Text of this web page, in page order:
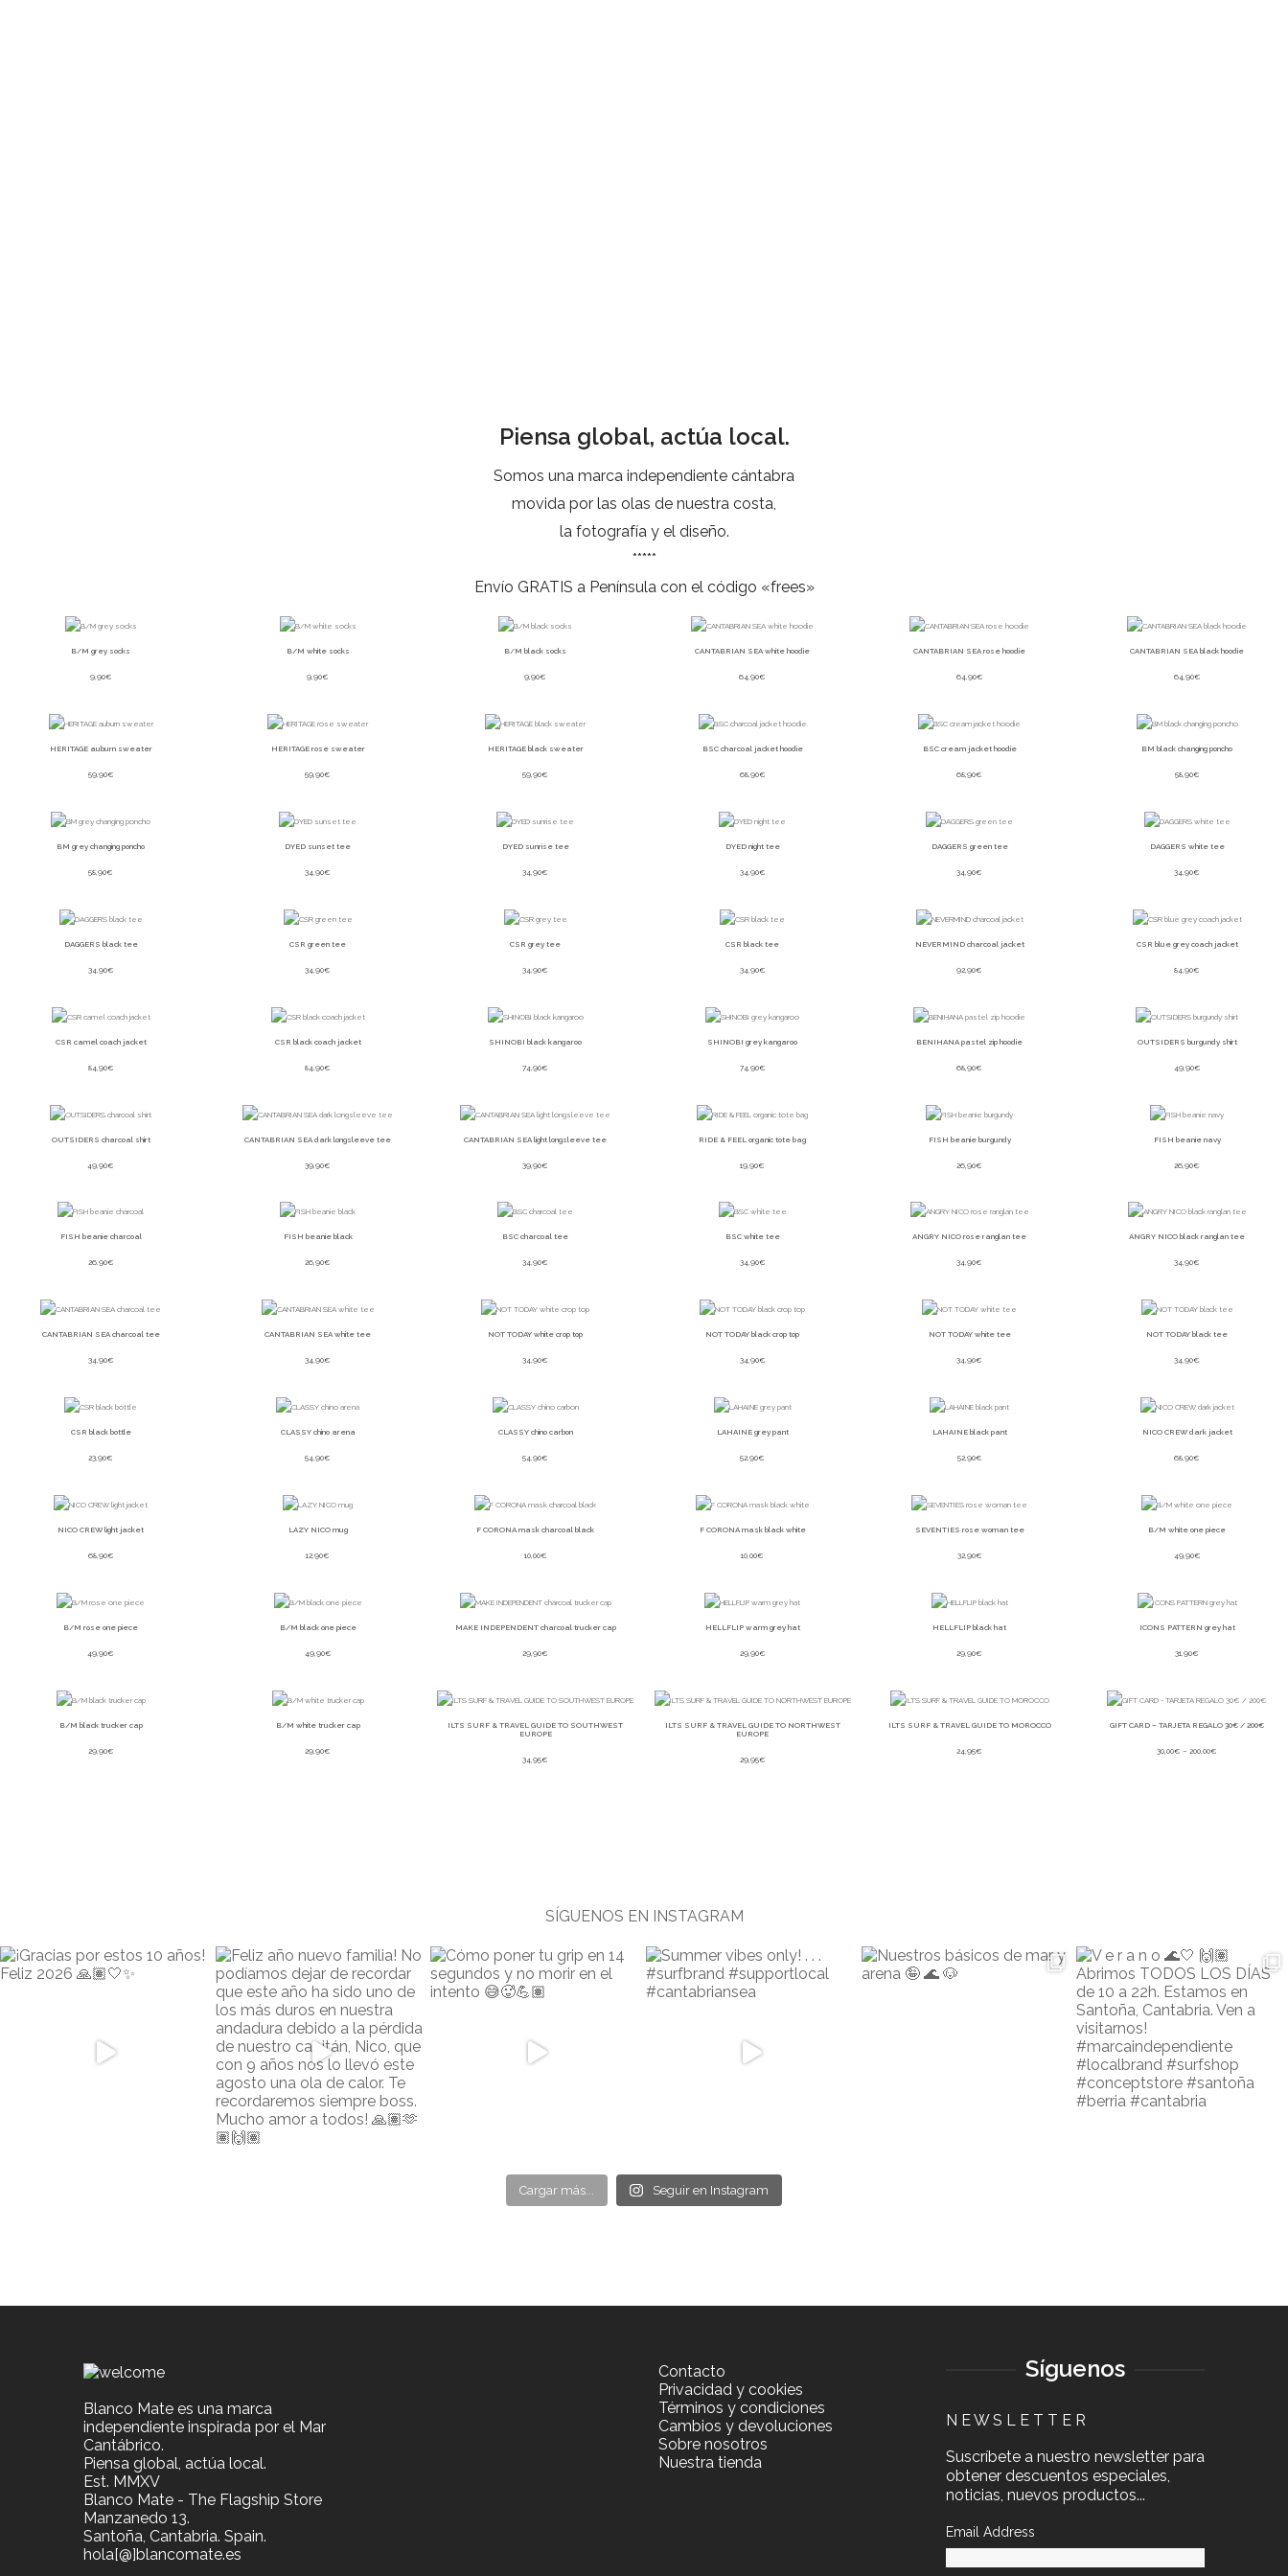
Piensa global, actúa local.
Somos una marca independiente cántabra
movida por las olas de nuestra costa,
la fotografía y el diseño.
*****
Envío GRATIS a Península con el código «frees»
B/M grey socks
9,90€
B/M white socks
9,90€
B/M black socks
9,90€
CANTABRIAN SEA white hoodie
64,90€
CANTABRIAN SEA rose hoodie
64,90€
CANTABRIAN SEA black hoodie
64,90€
HERITAGE auburn sweater
59,90€
HERITAGE rose sweater
59,90€
HERITAGE black sweater
59,90€
BSC charcoal jacket hoodie
68,90€
BSC cream jacket hoodie
68,90€
BM black changing poncho
58,90€
BM grey changing poncho
58,90€
DYED sunset tee
34,90€
DYED sunrise tee
34,90€
DYED night tee
34,90€
DAGGERS green tee
34,90€
DAGGERS white tee
34,90€
DAGGERS black tee
34,90€
CSR green tee
34,90€
CSR grey tee
34,90€
CSR black tee
34,90€
NEVERMIND charcoal jacket
92,90€
CSR blue grey coach jacket
84,90€
CSR camel coach jacket
84,90€
CSR black coach jacket
84,90€
SHINOBI black kangaroo
74,90€
SHINOBI grey kangaroo
74,90€
BENIHANA pastel zip hoodie
68,90€
OUTSIDERS burgundy shirt
49,90€
OUTSIDERS charcoal shirt
49,90€
CANTABRIAN SEA dark longsleeve tee
39,90€
CANTABRIAN SEA light longsleeve tee
39,90€
RIDE & FEEL organic tote bag
19,90€
FISH beanie burgundy
26,90€
FISH beanie navy
26,90€
FISH beanie charcoal
26,90€
FISH beanie black
26,90€
BSC charcoal tee
34,90€
BSC white tee
34,90€
ANGRY NICO rose ranglan tee
34,90€
ANGRY NICO black ranglan tee
34,90€
CANTABRIAN SEA charcoal tee
34,90€
CANTABRIAN SEA white tee
34,90€
NOT TODAY white crop top
34,90€
NOT TODAY black crop top
34,90€
NOT TODAY white tee
34,90€
NOT TODAY black tee
34,90€
CSR black bottle
23,90€
CLASSY chino arena
54,90€
CLASSY chino carbon
54,90€
LAHAINE grey pant
52,90€
LAHAINE black pant
52,90€
NICO CREW dark jacket
68,90€
NICO CREW light jacket
68,90€
LAZY NICO mug
12,90€
F CORONA mask charcoal black
10,00€
F CORONA mask black white
10,00€
SEVENTIES rose woman tee
32,90€
B/M white one piece
49,90€
B/M rose one piece
49,90€
B/M black one piece
49,90€
MAKE INDEPENDENT charcoal trucker cap
29,90€
HELLFLIP warm grey hat
29,90€
HELLFLIP black hat
29,90€
ICONS PATTERN grey hat
31,90€
B/M black trucker cap
29,90€
B/M white trucker cap
29,90€
ILTS SURF & TRAVEL GUIDE TO SOUTHWEST
EUROPE
34,95€
ILTS SURF & TRAVEL GUIDE TO NORTHWEST
EUROPE
29,95€
ILTS SURF & TRAVEL GUIDE TO MOROCCO
24,95€
GIFT CARD – TARJETA REGALO 30€ / 200€
30,00€ – 200,00€
SÍGUENOS EN INSTAGRAM
Cargar más... Seguir en Instagram
Blanco Mate es una marca
independiente inspirada por el Mar
Cantábrico.
Piensa global, actúa local.
Est. MMXV
Blanco Mate - The Flagship Store
Manzanedo 13.
Santoña, Cantabria. Spain.
hola[@]blancomate.es
Contacto
Privacidad y cookies
Términos y condiciones
Cambios y devoluciones
Sobre nosotros
Nuestra tienda
Síguenos
N E W S L E T T E R
Suscríbete a nuestro newsletter para
obtener descuentos especiales,
noticias, nuevos productos...
Email Address